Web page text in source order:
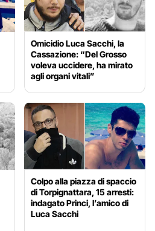
Omicidio Luca Sacchi, la
Cassazione: “Del Grosso
voleva uccidere, ha mirato
agli organi vitali”
Colpo alla piazza di spaccio
di Torpignattara, 15 arresti:
indagato Princi, l’amico di
Luca Sacchi